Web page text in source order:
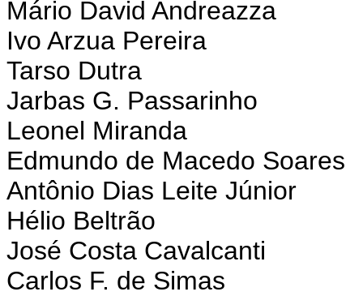
Mário David Andreazza
Ivo Arzua Pereira
Tarso Dutra
Jarbas G. Passarinho
Leonel Miranda
Edmundo de Macedo Soares
Antônio Dias Leite Júnior
Hélio Beltrão
José Costa Cavalcanti
Carlos F. de Simas